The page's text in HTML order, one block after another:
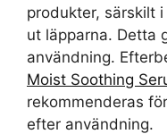
produkter, särskilt
ut läpparna. Detta
användning.
Moist Soothing
rekommenderas
efter användning.